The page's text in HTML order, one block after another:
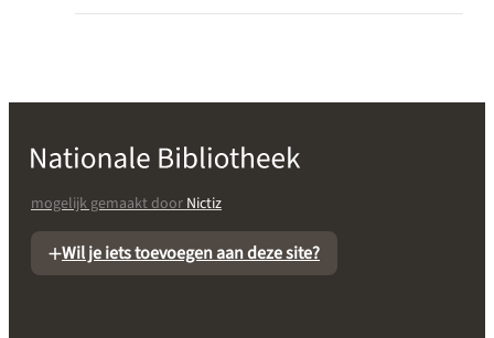
mogelijk gemaakt doorNictiz
Wil je iets toevoegen aan deze site?